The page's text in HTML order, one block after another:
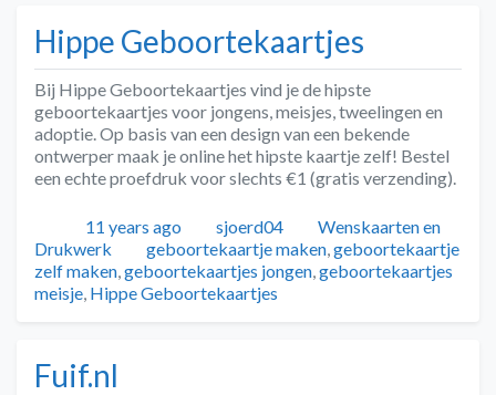
Hippe Geboortekaartjes
Bij Hippe Geboortekaartjes vind je de hipste
geboortekaartjes voor jongens, meisjes, tweelingen en
adoptie. Op basis van een design van een bekende
ontwerper maak je online het hipste kaartje zelf! Bestel
een echte proefdruk voor slechts €1 (gratis verzending).
Geplaatst
11 years ago Auteur
sjoerd04 Categorieën
Wenskaarten en
Drukwerk
Tags
geboortekaartje maken geboortekaartje
zelf maken geboortekaartjes jongen geboortekaartjes
meisje Hippe Geboortekaartjes
Fuif.nl